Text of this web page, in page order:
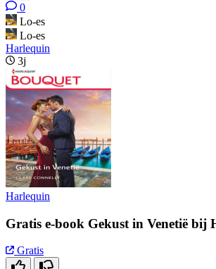
0
Lo-es
Lo-es
Harlequin
3j
Harlequin
Gratis e-book Gekust in Venetië bij
Gratis